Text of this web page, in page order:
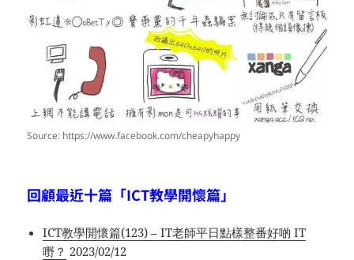
Source: https://www.facebook.com/cheapyhappy
回顧最近十篇「ICT教學開懷篇」
ICT教學開懷篇(123) – IT老師平日點樣整番好啲 IT
嘢？ 2023/02/12